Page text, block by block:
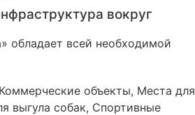
вокруг
обладает всей необходимой
объекты, Места для
выгула собак, Спортивные